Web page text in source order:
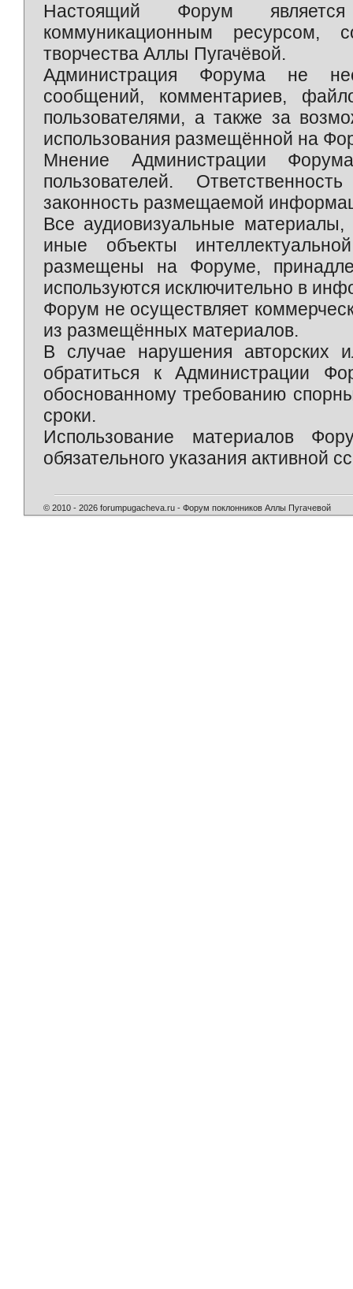
Настоящий Форум является
коммуникационным ресурсом,
творчества Аллы Пугачёвой.
Администрация Форума не
сообщений, комментариев,
пользователями, а также за
использования размещённой на
Мнение Администрации
пользователей.
законность размещаемой
Все аудиовизуальные
иные объекты
размещены на Форуме,
используются исключительно в
Форум не осуществляет
из размещённых материалов.
В случае нарушения авторских
обратиться к Администрации
обоснованному требованию
сроки.
Использование материалов
обязательного указания активной
© 2010 - 2026 forumpugacheva.ru - Форум поклонников Аллы Пугачевой